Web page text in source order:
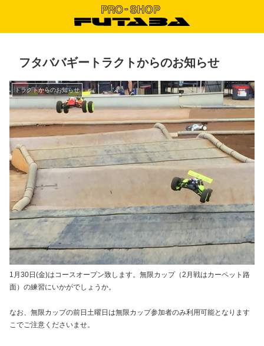
フタババギートラクトからのお知らせ
トラクトからのお知らせ
1月30日(金)はコースオープン致します。無限カップ（2月戦はカーペット路
面）の練習にいかがでしょうか。
なお、無限カップの前日土曜日は無限カップ参加者のみ利用可能となります
こでご注意くださいませ。